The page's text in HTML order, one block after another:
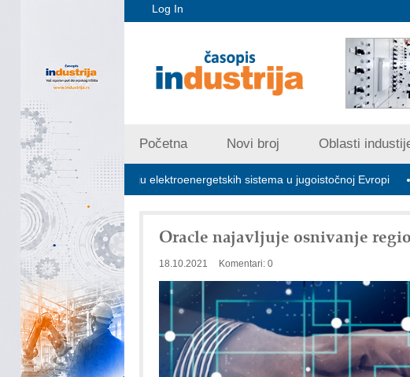
Log In
Početna Novi broj Oblasti
za stabilizaciju elektroenergetskih sistema u jugoistočnoj Evropi
Oracle najavljuje osnivanje
18.10.2021 Komentari: 0